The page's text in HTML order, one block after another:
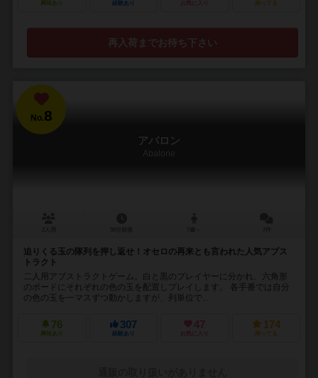
興味あり 経験あり お気に入り 持ってる
再入荷までお待ち下さい
No.8
アバロン
Abalone
迫りくる玉の隊列を押し返せ！オセロの再来とも言われた人気アブス
トラクト
二人用アブストラクトゲーム。白と黒のプレイヤーに分かれ、六角形
のボードにそれぞれの色の玉を配置しプレイします。 各手番では自分
の色の玉を一マスずつ動かしますが、列単位で...
76
興味あり
307
経験あり
47
お気に入り
174
持ってる